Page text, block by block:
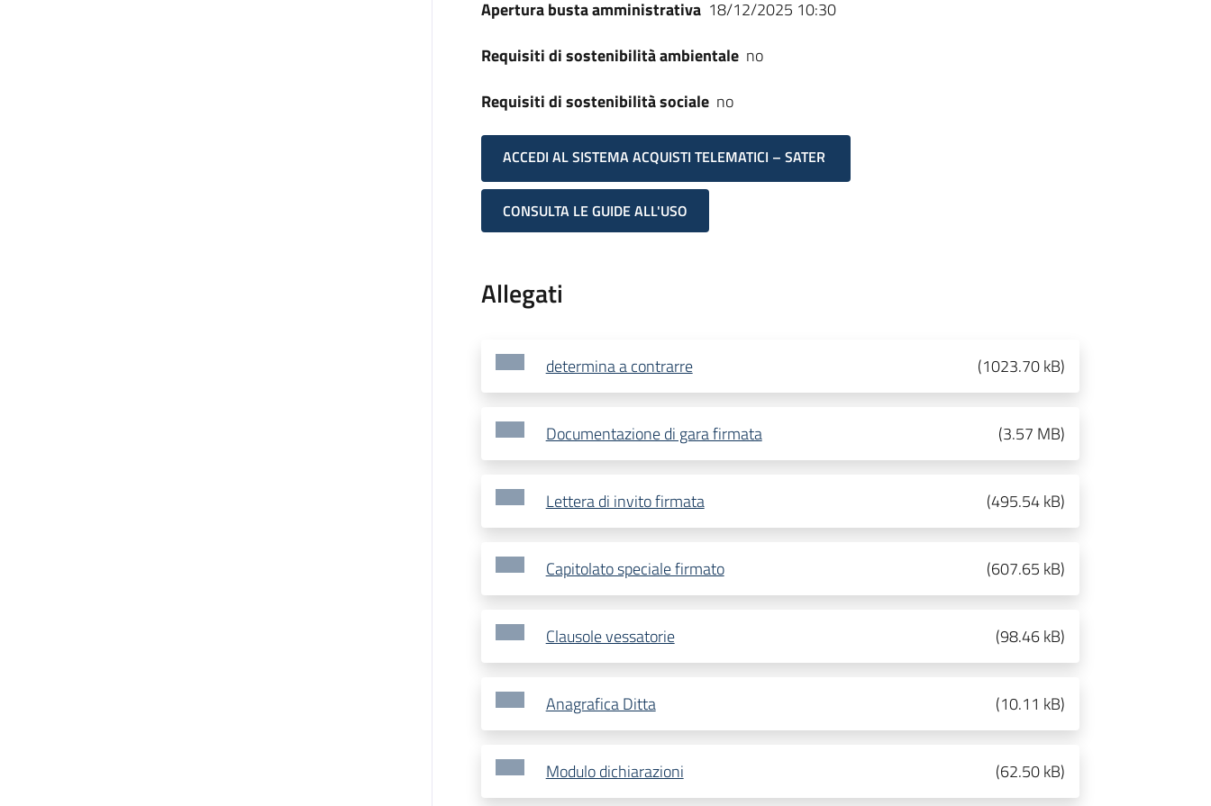
Apertura busta amministrativa 18/12/2025 10:30
Requisiti di sostenibilità ambientale no
Requisiti di sostenibilità sociale no
ACCEDI AL SISTEMA ACQUISTI TELEMATICI – SATER
CONSULTA LE GUIDE ALL'USO
Allegati
determina a contrarre (1023.70 kB)
Documentazione di gara firmata (3.57 MB)
Lettera di invito firmata (495.54 kB)
Capitolato speciale firmato (607.65 kB)
Clausole vessatorie (98.46 kB)
Anagrafica Ditta (10.11 kB)
Modulo dichiarazioni (62.50 kB)